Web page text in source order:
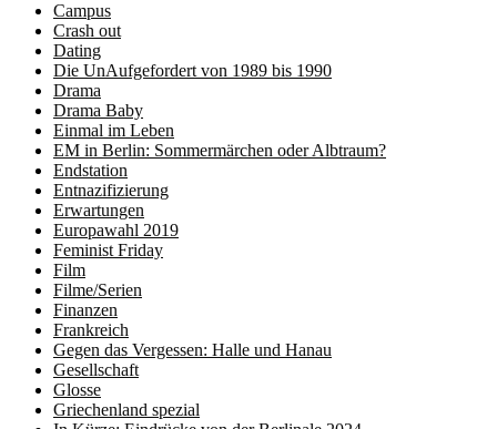
Campus
Crash out
Dating
Die UnAufgefordert von 1989 bis 1990
Drama
Drama Baby
Einmal im Leben
EM in Berlin: Sommermärchen oder Albtraum?
Endstation
Entnazifizierung
Erwartungen
Europawahl 2019
Feminist Friday
Film
Filme/Serien
Finanzen
Frankreich
Gegen das Vergessen: Halle und Hanau
Gesellschaft
Glosse
Griechenland spezial